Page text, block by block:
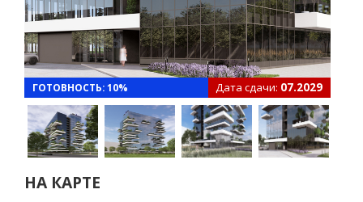
ГОТОВНОСТЬ: 10% Дата сдачи: 07.2029
НА КАРТЕ